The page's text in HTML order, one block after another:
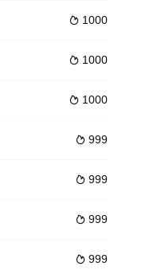
 1000
 1000
 1000
 999
 999
 999
 999